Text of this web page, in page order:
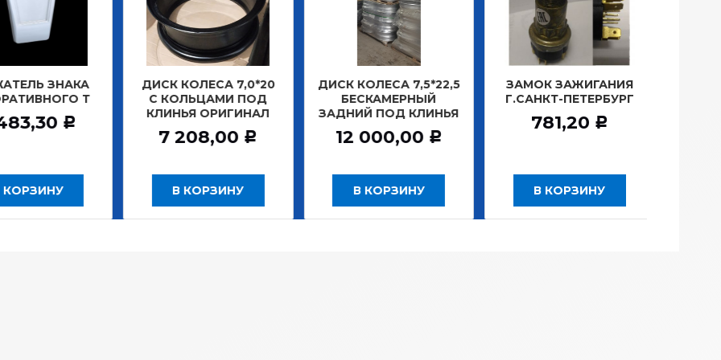
ЗНАКА
Т
Р
КОРЗИНУ
ДИСК КОЛЕСА 7,0*20
С КОЛЬЦАМИ ПОД
КЛИНЬЯ ОРИГИНАЛ
7 208,00 Р
В КОРЗИНУ
ДИСК КОЛЕСА 7,5*22,5
БЕСКАМЕРНЫЙ
ЗАДНИЙ ПОД КЛИНЬЯ
12 000,00 Р
В КОРЗИНУ
ЗАМОК ЗАЖИГАНИЯ
Г.САНКТ-ПЕТЕРБУРГ
781,20 Р
В КОРЗИНУ